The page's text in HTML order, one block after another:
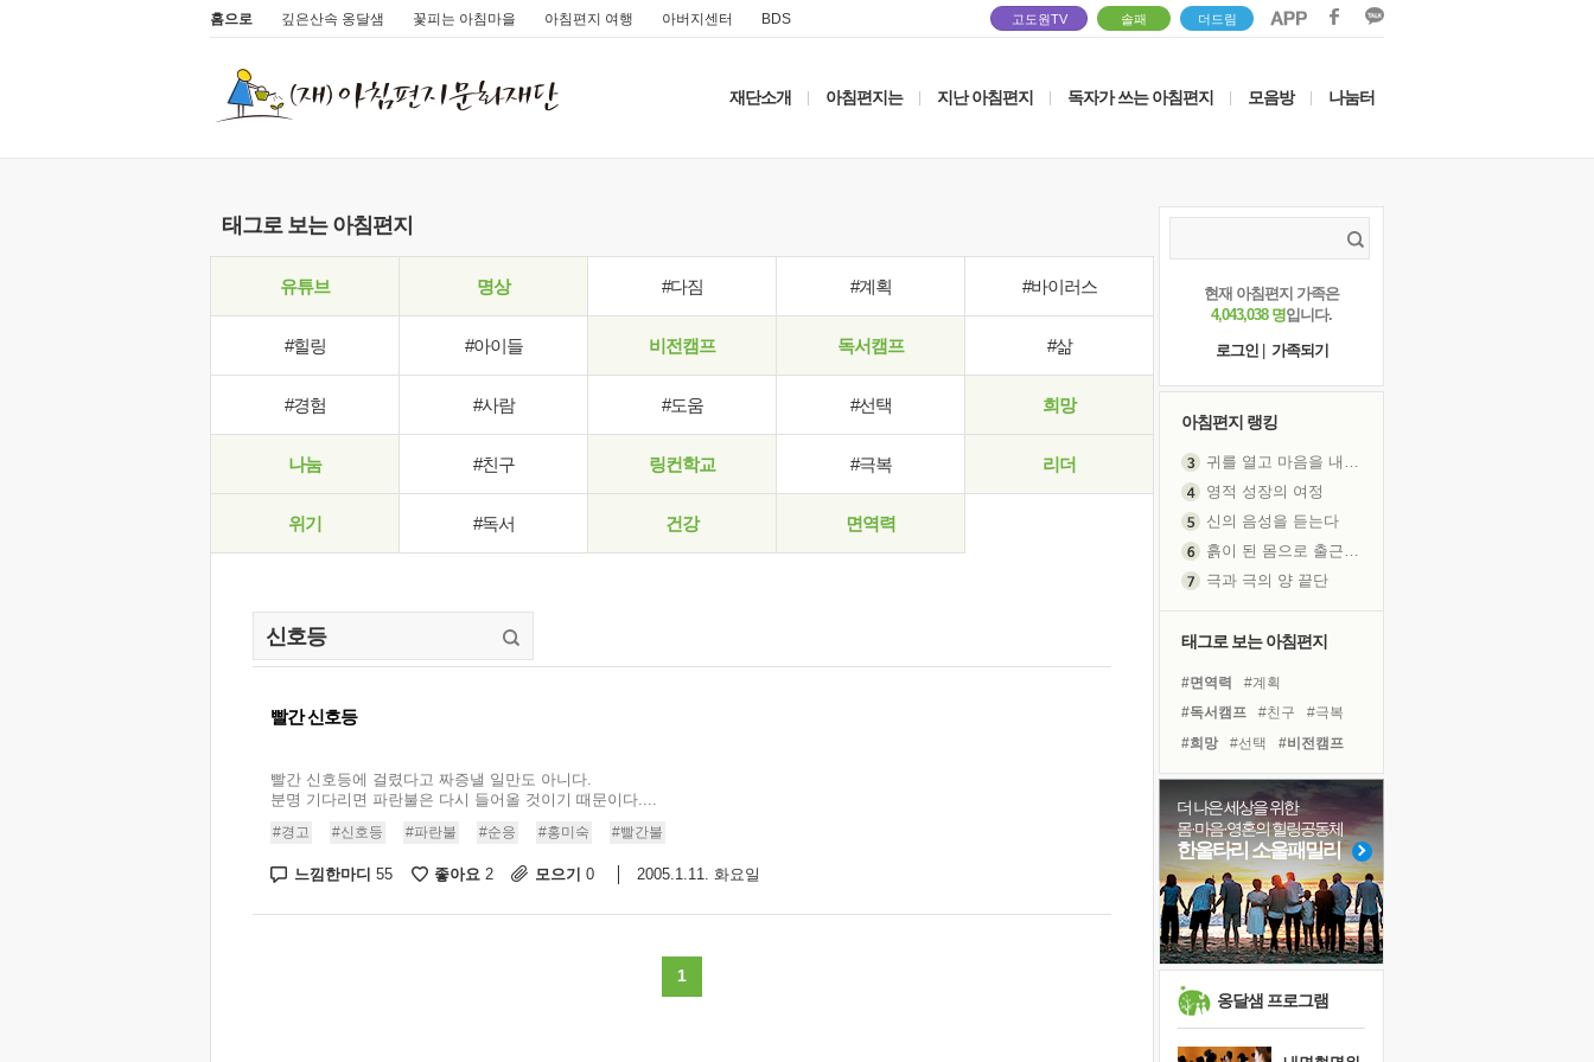
홈으로 깊은산속 옹달샘 꽃피는 아침마을 아침편지 여행 아버지센터 BDS 고도원TV 솔패 더드림
재단소개 아침편지는 지난 아침편지 독자가 쓰는 아침편지 모음방 나눔터
태그로 보는 아침편지
유튜브 명상 #다짐 #계획 #바이러스
#힐링 #아이들 비전캠프 독서캠프 #삶
#경험 #사람 #도움 #선택 희망
나눔 #친구 링컨학교 #극복 리더
위기 #독서 건강 면역력
빨간 신호등
빨간 신호등에 걸렸다고 짜증낼 일만도 아니다.
분명 기다리면 파란불은 다시 들어올 것이기 때문이다....
#경고 #신호등 #파란불 #순응 #홍미숙 #빨간불
느낌한마디 55 좋아요 2 모으기 0 2005.1.11. 화요일
1
현재 아침편지 가족은
4,043,038 명입니다.
로그인
가족되기
아침편지 랭킹
귀를 열고 마음을 내어주고
영적 성장의 여정
신의 음성을 듣는다
흙이 된 몸으로 출근하는 여자
극과 극의 양 끝단
아픈 아버지를 위한 공간 설계
슬럼프
보고 싶은 어머니
유년 시절의 부산 영도 바다
못된 꼰대들
너무 황홀한 꽃들이여!
희망이란
'모른다'는 것
태그로 보는 아침편지
#면역력
#계획
#독서캠프
#친구
#극복
#희망
#선택
#비전캠프
#리더
#링컨학교
#경험
#나눔
#삶 #독서
#도움
#바이러스
#건강
#유튜브
#아이들
#위기
#사람
더 나은 세상을 위한
몸·마음·영혼의 힐링공동체
한울타리 소울패밀리
옹달샘 프로그램